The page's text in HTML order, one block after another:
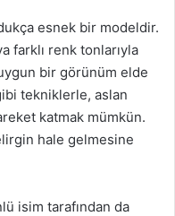
esnek bir modeldir.
farklı renk tonlarıyla
bir görünüm elde
tekniklerle, aslan
katmak mümkün.
hale gelmesine
isim tarafından da